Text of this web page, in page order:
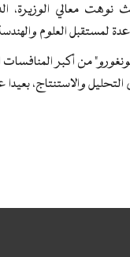
نوهت معالي الوزيرة،
لمستقبل العلوم
من أكبر
والاستنتاج،